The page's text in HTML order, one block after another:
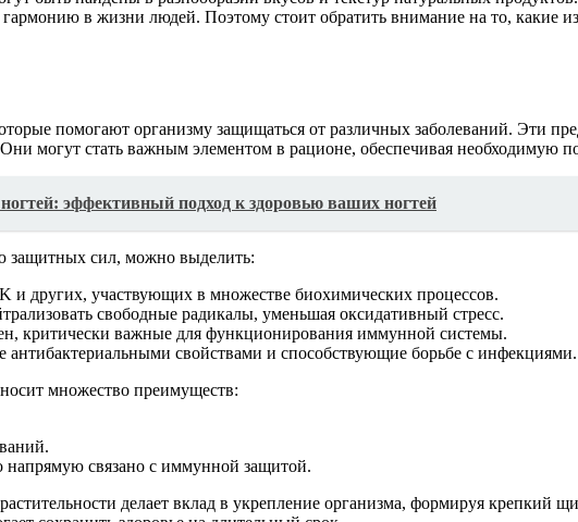
в жизни людей. Поэтому стоит обратить внимание на то, какие
помогают организму защищаться от различных заболеваний. Эти
могут стать важным элементом в рационе, обеспечивая необходимую
эффективный подход к здоровью ваших ногтей
защитных сил, можно выделить:
и других, участвующих в множестве биохимических процессов.
свободные радикалы, уменьшая оксидативный стресс.
критически важные для функционирования иммунной системы.
свойствами и способствующие борьбе с инфекциями.
множество преимуществ:
связано с иммунной защитой.
делает вклад в укрепление организма, формируя крепкий